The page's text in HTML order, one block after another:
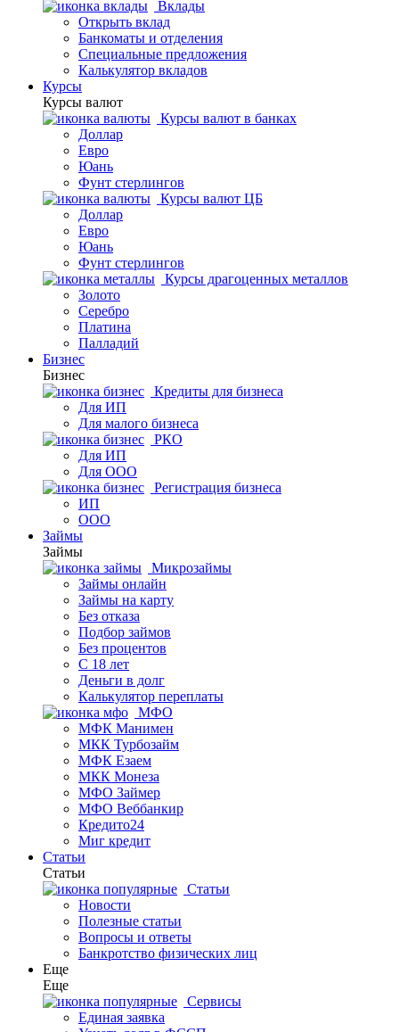
Вклады
Открыть вклад
Банкоматы и отделения
Специальные предложения
Калькулятор вкладов
Курсы
Курсы валют
Курсы валют в банках
Доллар
Евро
Юань
Фунт стерлингов
Курсы валют ЦБ
Доллар
Евро
Юань
Фунт стерлингов
Курсы драгоценных металлов
Золото
Серебро
Платина
Палладий
Бизнес
Бизнес
Кредиты для бизнеса
Для ИП
Для малого бизнеса
РКО
Для ИП
Для ООО
Регистрация бизнеса
ИП
ООО
Займы
Займы
Микрозаймы
Займы онлайн
Займы на карту
Без отказа
Подбор займов
Без процентов
С 18 лет
Деньги в долг
Калькулятор переплаты
МФО
МФК Манимен
МКК Турбозайм
МФК Езаем
МКК Монеза
МФО Займер
МФО Веббанкир
Кредито24
Миг кредит
Статьи
Статьи
Статьи
Новости
Полезные статьи
Вопросы и ответы
Банкротство физических лиц
Еще
Еще
Сервисы
Единая заявка